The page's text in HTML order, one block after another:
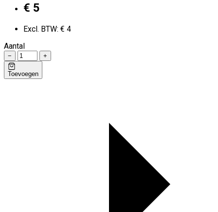
€ 5
Excl. BTW: € 4
Aantal
− +
Toevoegen